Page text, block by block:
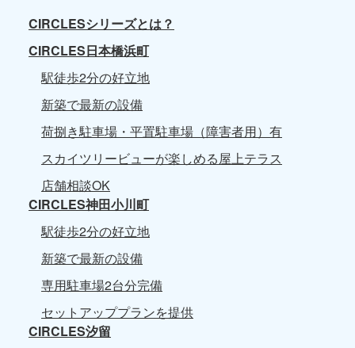
CIRCLESシリーズとは？
CIRCLES日本橋浜町
駅徒歩2分の好立地
新築で最新の設備
荷捌き駐車場・平置駐車場（障害者用）有
スカイツリービューが楽しめる屋上テラス
店舗相談OK
CIRCLES神田小川町
駅徒歩2分の好立地
新築で最新の設備
専用駐車場2台分完備
セットアッププランを提供
CIRCLES汐留